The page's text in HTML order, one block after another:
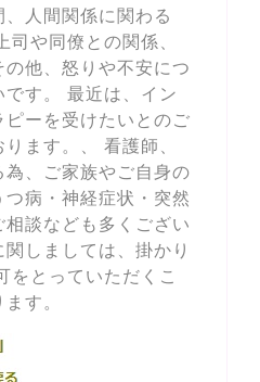
人間関係に関わる
司や同僚との関係、
他、怒りや不安につ
す。 最近は、イン
ーを受けたいとのご
ます。、 看護師、
、ご家族やご自身の
病・神経症状・突然
談なども多くござい
しましては、掛かり
をとっていただくこ
す。